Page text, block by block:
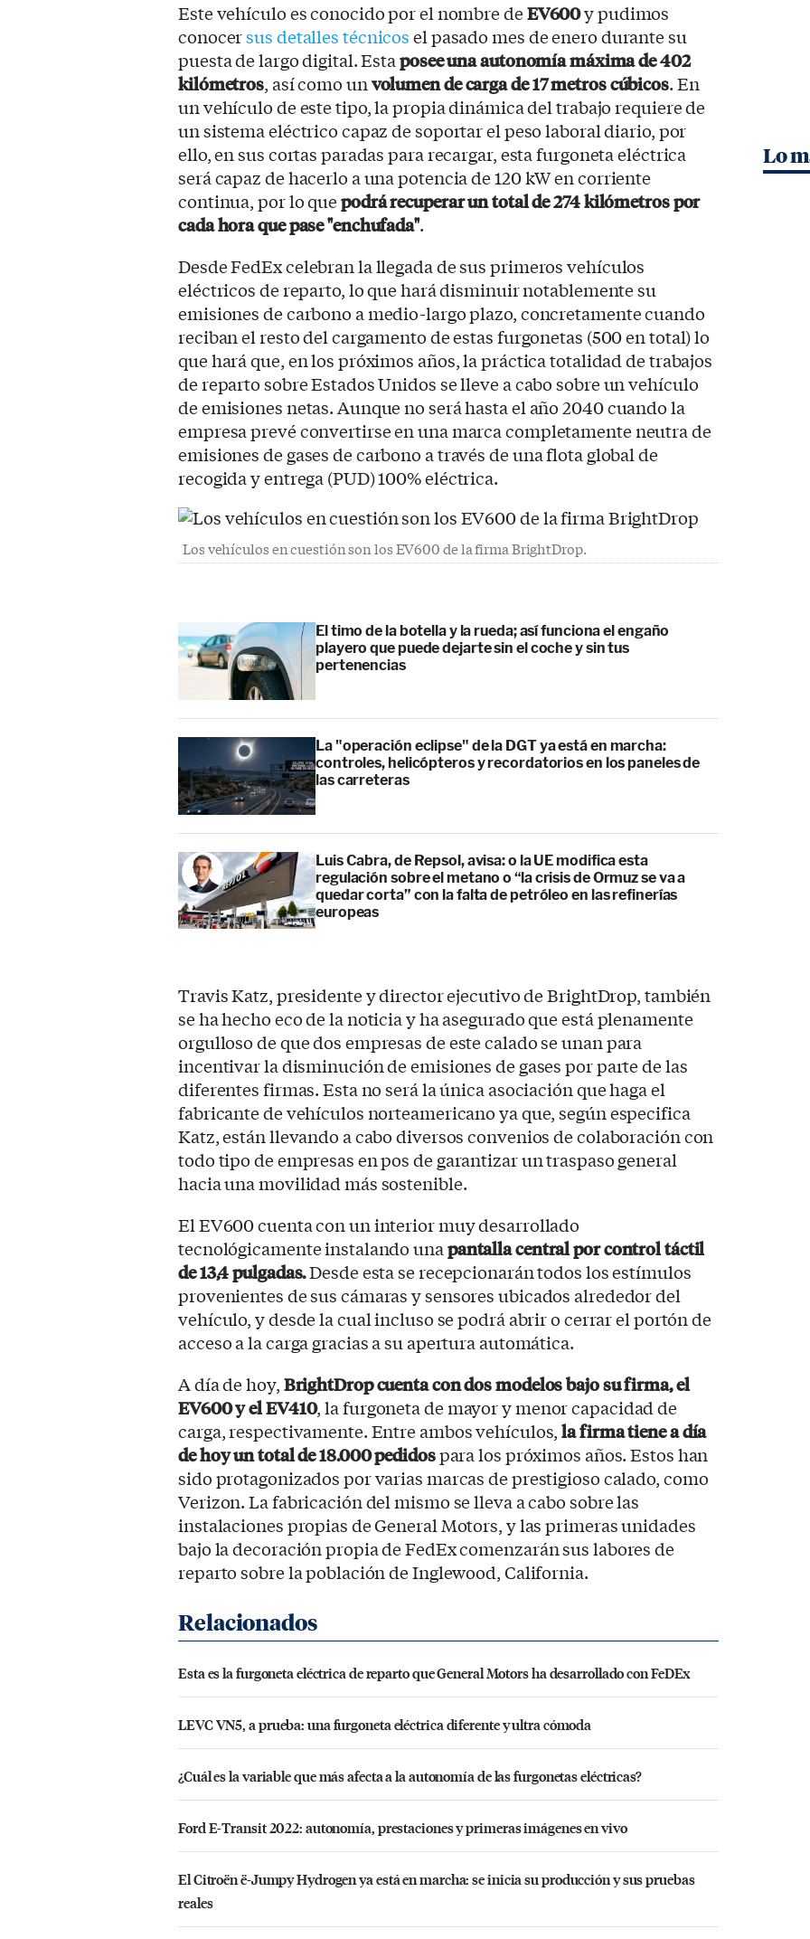
Este vehículo es conocido por el nombre deEV600y pudimos
conocersus detalles técnicosel pasado mes de enero durante su
puesta de largo digital. Estaposee una autonomía máxima de 402
kilómetros, así como unvolumen de carga de 17 metros cúbicos. En
un vehículo de este tipo, la propia dinámica del trabajo requiere de
un sistema eléctrico capaz de soportar el peso laboral diario, por
ello, en sus cortas paradas para recargar, esta furgoneta eléctrica
será capaz de hacerlo a una potencia de 120 kW en corriente
continua, por lo quepodrá recuperar un total de 274 kilómetros por
cada hora que pase "enchufada".
Desde FedEx celebran la llegada de sus primeros vehículos
eléctricos de reparto, lo que hará disminuir notablemente su
emisiones de carbono a medio-largo plazo, concretamente cuando
reciban el resto del cargamento de estas furgonetas (500 en total) lo
que hará que, en los próximos años, la práctica totalidad de trabajos
de reparto sobre Estados Unidos se lleve a cabo sobre un vehículo
de emisiones netas. Aunque no será hasta el año 2040 cuando la
empresa prevé convertirse en una marca completamente neutra de
emisiones de gases de carbono a través de una flota global de
recogida y entrega (PUD) 100% eléctrica.
Los vehículos en cuestión son los EV600 de la firma BrightDrop.
El timo de la botella y la rueda; así funciona el engaño
playero que puede dejarte sin el coche y sin tus
pertenencias
La "operación eclipse" de la DGT ya está en marcha:
controles, helicópteros y recordatorios en los paneles de
las carreteras
Luis Cabra, de Repsol, avisa: o la UE modifica esta
regulación sobre el metano o “la crisis de Ormuz se va a
quedar corta” con la falta de petróleo en las refinerías
europeas
Travis Katz, presidente y director ejecutivo de BrightDrop, también
se ha hecho eco de la noticia y ha asegurado que está plenamente
orgulloso de que dos empresas de este calado se unan para
incentivar la disminución de emisiones de gases por parte de las
diferentes firmas. Esta no será la única asociación que haga el
fabricante de vehículos norteamericano ya que, según especifica
Katz, están llevando a cabo diversos convenios de colaboración con
todo tipo de empresas en pos de garantizar un traspaso general
hacia una movilidad más sostenible.
El EV600 cuenta con un interior muy desarrollado
tecnológicamente instalando unapantalla central por control táctil
de 13,4 pulgadas.Desde esta se recepcionarán todos los estímulos
provenientes de sus cámaras y sensores ubicados alrededor del
vehículo, y desde la cual incluso se podrá abrir o cerrar el portón de
acceso a la carga gracias a su apertura automática.
A día de hoy,BrightDrop cuenta con dos modelos bajo su firma, el
EV600 y el EV410, la furgoneta de mayor y menor capacidad de
carga, respectivamente. Entre ambos vehículos,la firma tiene a día
de hoy un total de 18.000 pedidospara los próximos años. Estos han
sido protagonizados por varias marcas de prestigioso calado, como
Verizon. La fabricación del mismo se lleva a cabo sobre las
instalaciones propias de General Motors, y las primeras unidades
bajo la decoración propia de FedEx comenzarán sus labores de
reparto sobre la población de Inglewood, California.
Esta es la furgoneta eléctrica de reparto que General Motors ha desarrollado con FeDEx
LEVC VN5, a prueba: una furgoneta eléctrica diferente y ultra cómoda
¿Cuál es la variable que más afecta a la autonomía de las furgonetas eléctricas?
Ford E-Transit 2022: autonomía, prestaciones y primeras imágenes en vivo
El Citroën ë-Jumpy Hydrogen ya está en marcha: se inicia su producción y sus pruebas
reales
Lo